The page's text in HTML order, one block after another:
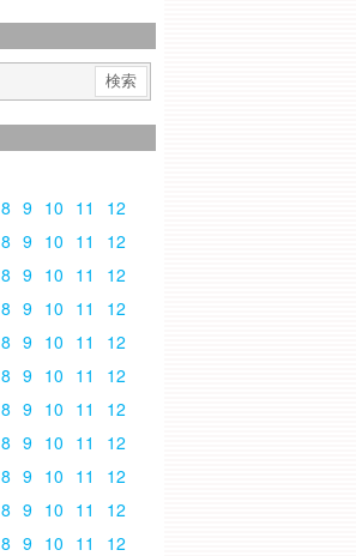
8 9 10 11
12
8 9 10 11
12
8 9 10 11
12
8 9 10 11
12
8 9 10 11
12
8 9 10 11
12
8 9 10 11
12
8 9 10 11
12
8 9 10 11
12
8 9 10 11
12
8 9 10 11
12